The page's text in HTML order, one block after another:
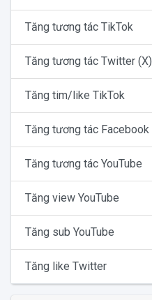
Tăng tương tác TikTok
Tăng tương tác Twitter (X)
Tăng tim/like TikTok
Tăng tương tác Facebook
Tăng tương tác YouTube
Tăng view YouTube
Tăng sub YouTube
Tăng like Twitter